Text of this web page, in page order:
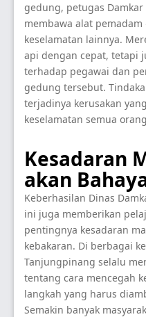
gedung, petugas
membawa alat
keselamatan lainnya.
api dengan cepat, tetapi
terhadap pegawai dan
gedung tersebut.
terjadinya kerusakan
keselamatan semua
Kesadaran
akan
Keberhasilan Dinas
ini juga memberikan
pentingnya kesadaran
kebakaran. Di berbagai
Tanjungpinang selalu
tentang cara mencegah
langkah yang harus
Semakin banyak